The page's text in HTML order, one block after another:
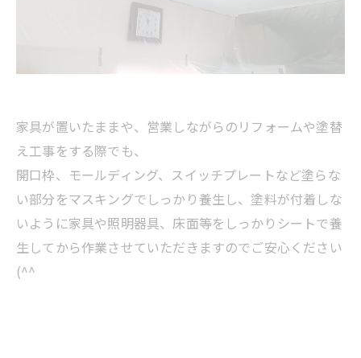
家具が置いたままや、営業しながらのリフォームや塗替
え工事をする際でも、
開口枠、モールディング、スイッチプレートなど塗らな
い部分をマスキングでしっかり養生し、塗料が付着しな
いように家具や照明器具、床面等をしっかりシートで養
生してから作業させていただきますのでご安心ください
(^^